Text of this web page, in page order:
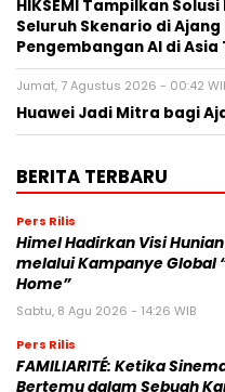
MONDEVITA
UNDERSCORE DISTRICT,
SEBAGAI LANGKAH KEDUA
PLATFORM MEREK MEWAH
Jumat, 7 Agustus 2026 - 04:14 WIB
HIKSEMI Tampilkan
Pengembangan AI di Asia
Jumat, 7 Agustus 2026 - 00:42 WIB
Huawei Jadi Mitra bagi
BERITA TERBARU
Himel Hadirkan Visi